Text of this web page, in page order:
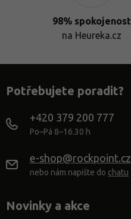
98% spokojenost
na Heureka.cz
Potřebujete poradit?
+420 379 200 777
Po–Pá 8–16.30 h
e-shop@rockpoint.cz
nebo nám napište do chatu
Novinky a akce